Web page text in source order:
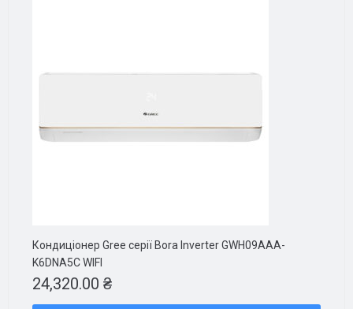
Кондиціонер Gree серії Bora Inverter GWH09AAA-
K6DNA5C WIFI
24,320.00 ₴